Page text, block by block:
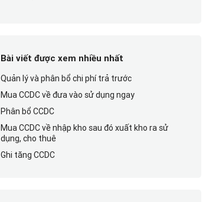
Bài viết được xem nhiều nhất
Quản lý và phân bổ chi phí trả trước
Mua CCDC về đưa vào sử dụng ngay
Phân bổ CCDC
Mua CCDC về nhập kho sau đó xuất kho ra sử
dụng, cho thuê
Ghi tăng CCDC